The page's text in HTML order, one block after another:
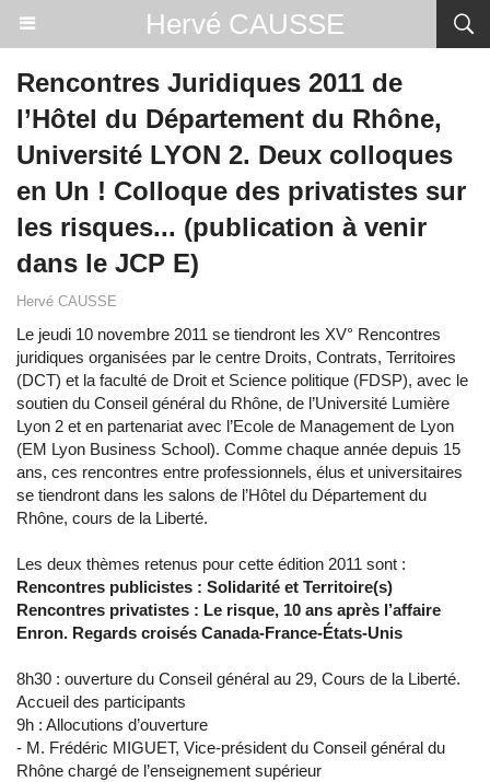
Hervé CAUSSE
Rencontres Juridiques 2011 de
l’Hôtel du Département du Rhône,
Université LYON 2. Deux colloques
en Un ! Colloque des privatistes sur
les risques... (publication à venir
dans le JCP E)
Hervé CAUSSE
Le jeudi 10 novembre 2011 se tiendront les XV° Rencontres
juridiques organisées par le centre Droits, Contrats, Territoires
(DCT) et la faculté de Droit et Science politique (FDSP), avec le
soutien du Conseil général du Rhône, de l’Université Lumière
Lyon 2 et en partenariat avec l’Ecole de Management de Lyon
(EM Lyon Business School). Comme chaque année depuis 15
ans, ces rencontres entre professionnels, élus et universitaires
se tiendront dans les salons de l’Hôtel du Département du
Rhône, cours de la Liberté.
Les deux thèmes retenus pour cette édition 2011 sont :
Rencontres publicistes : Solidarité et Territoire(s)
Rencontres privatistes : Le risque, 10 ans après l’affaire
Enron. Regards croisés Canada-France-États-Unis
8h30 : ouverture du Conseil général au 29, Cours de la Liberté.
Accueil des participants
9h : Allocutions d’ouverture
- M. Frédéric MIGUET, Vice-président du Conseil général du
Rhône chargé de l’enseignement supérieur